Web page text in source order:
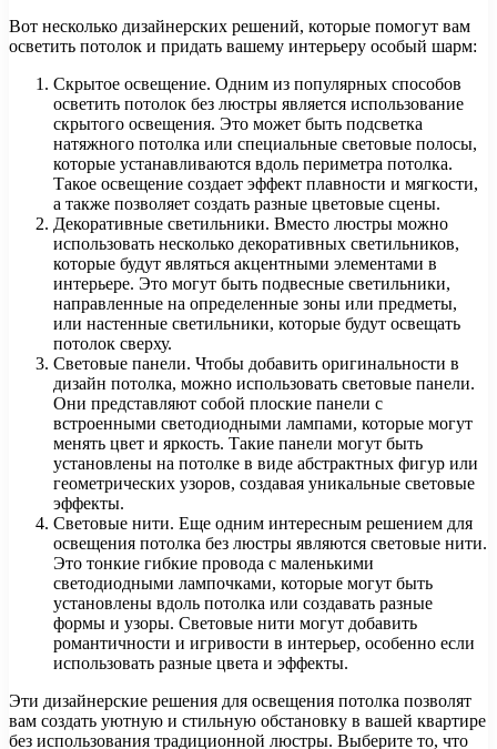
Вот несколько дизайнерских решений, которые помогут вам
осветить потолок и придать вашему интерьеру особый шарм:
Скрытое освещение. Одним из популярных способов
осветить потолок без люстры является использование
скрытого освещения. Это может быть подсветка
натяжного потолка или специальные световые полосы,
которые устанавливаются вдоль периметра потолка.
Такое освещение создает эффект плавности и мягкости,
а также позволяет создать разные цветовые сцены.
Декоративные светильники. Вместо люстры можно
использовать несколько декоративных светильников,
которые будут являться акцентными элементами в
интерьере. Это могут быть подвесные светильники,
направленные на определенные зоны или предметы,
или настенные светильники, которые будут освещать
потолок сверху.
Световые панели. Чтобы добавить оригинальности в
дизайн потолка, можно использовать световые панели.
Они представляют собой плоские панели с
встроенными светодиодными лампами, которые могут
менять цвет и яркость. Такие панели могут быть
установлены на потолке в виде абстрактных фигур или
геометрических узоров, создавая уникальные световые
эффекты.
Световые нити. Еще одним интересным решением для
освещения потолка без люстры являются световые нити.
Это тонкие гибкие провода с маленькими
светодиодными лампочками, которые могут быть
установлены вдоль потолка или создавать разные
формы и узоры. Световые нити могут добавить
романтичности и игривости в интерьер, особенно если
использовать разные цвета и эффекты.
Эти дизайнерские решения для освещения потолка позволят
вам создать уютную и стильную обстановку в вашей квартире
без использования традиционной люстры. Выберите то, что